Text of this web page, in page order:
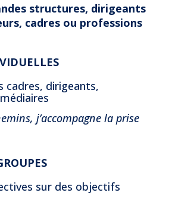
structures, dirigeants
cadres ou professions
cadres, dirigeants,
j’accompagne la prise
sur des objectifs